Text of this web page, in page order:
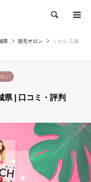
検索
県 脱毛サロン
ミセル 広瀬
ン
県 | 口コミ・評判